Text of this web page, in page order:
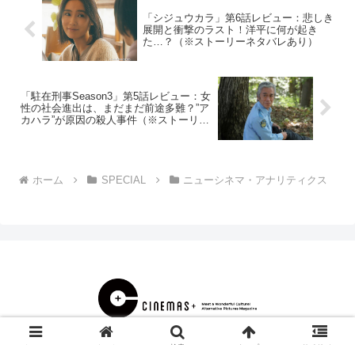
「シジュウカラ」第6話レビュー：悲しき
展開と衝撃のラスト！洋平に何が起き
た…？（※ストーリーネタバレあり）
「駐在刑事Season3」第5話レビュー：女
性の社会進出は、まだまだ前途多難？”ア
カハラ”が原因の殺人事件（※ストーリー
ホーム SPECIAL ニューシネマ・アナリティクス
© 2000 CINEMAS＋.